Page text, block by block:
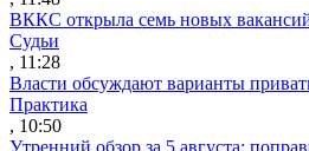
ВККС открыла семь новых
Судьи
, 11:28
Власти обсуждают варианты
Практика
, 10:50
Утренний обзор за 5 августа: